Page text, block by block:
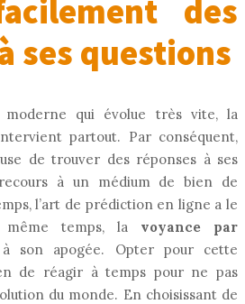
des
ses questions
qui évolue très vite, la
partout. Par conséquent,
de trouver des réponses à ses
à un médium de bien de
l’art de prédiction en ligne a le
temps, la voyance par
son apogée. Opter pour cette
de réagir à temps pour ne pas
du monde. En choisissant de